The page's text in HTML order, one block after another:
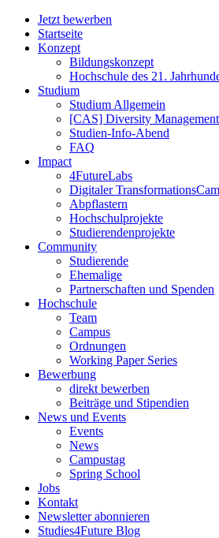
Jetzt bewerben
Startseite
Konzept
Bildungskonzept
Hochschule des 21.
Studium
Studium Allgemein
[CAS] Diversity Management
Studien-Info-Abend
FAQ
Impact
4FutureLabs
Digitaler
Abpflastern
Hochschulprojekte
Studierendenprojekte
Community
Studierende
Ehemalige
Partnerschaften und Spenden
Hochschule
Team
Campus
Ordnungen
Working Paper Series
Bewerbung
direkt bewerben
Beiträge und Stipendien
News und Events
Events
News
Campustag
Spring School
Jobs
Kontakt
Newsletter abonnieren
Studies4Future Blog